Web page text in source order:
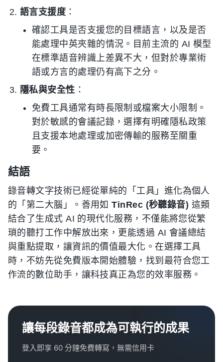
語言支援度 ：
確認工具是否支援您的目標語言，以及是否
能處理中英夾雜的情況。目前主流的 AI 模型
在標準語音辨識上差異不大，但對於專業術
語或方言的處理仍有高下之分。
隱私與安全性 ：
免費工具通常有時長限制或檔案大小限制。
對於敏感的會議記錄，選擇有明確隱私政策
且支援本地處理或加密傳輸的服務至關重
要。
結語
錄音轉文字技術已經從單純的「工具」進化為個人
的「第二大腦」。善用如TinRec (秒聽錄音) 這類
結合了生成式 AI 的現代化服務，不僅能將您從繁
瑣的聽打工作中解放出來，更能透過 AI 會議總結
與重點提取，讓資訊的價值最大化。在選擇工具
時，不妨先從免費版本開始體驗，找到最符合您工
作流的數位助手，讓科技真正為您的效率服務。
讓每段錄音都成為可執行的成果
登入即享 60 分鐘免費轉寫，無需信用卡